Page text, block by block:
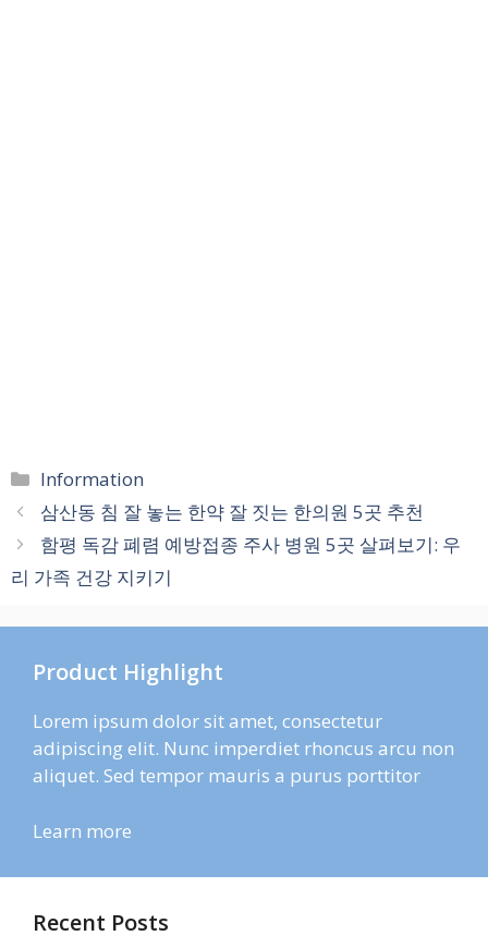
카
테
고
리
Information
삼산동 침 잘 놓는 한약 잘 짓는 한의원 5곳 추천
함평 독감 폐렴 예방접종 주사 병원 5곳 살펴보기: 우
리 가족 건강 지키기
Product Highlight
Lorem ipsum dolor sit amet, consectetur
adipiscing elit. Nunc imperdiet rhoncus arcu non
aliquet. Sed tempor mauris a purus porttitor
Learn more
Recent Posts